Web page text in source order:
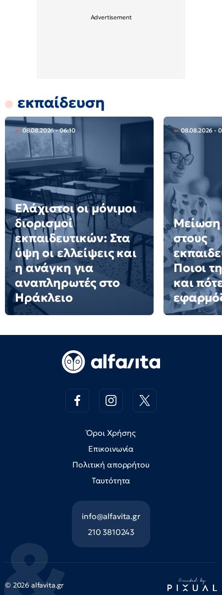
εκπαίδευση
08.08.2026 - 06:10
Ελάχιστοι οι μόνιμοι
διορισμοί
εκπαιδευτικών: Στα
ύψη οι ελλείψεις και
η ανάγκη για
αναπληρωτές στο
Ηράκλειο
08.08.2026 -
στους
Ποιοι
και
Όροι Χρήσης
Επικοινωνία
Πολιτική απορρήτου
Ταυτότητα
info@alfavita.gr
210 3810243
© 2026 alfavita.gr